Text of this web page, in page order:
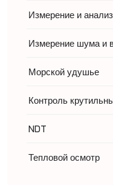
Измерение и
Измерение шума и
Морской удушье
Контроль
NDT
Тепловой осмотр